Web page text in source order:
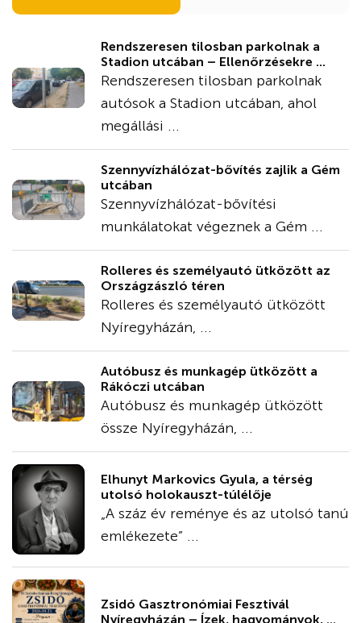
Rendszeresen tilosban parkolnak a
Stadion utcában – Ellenőrzésekre ...
Rendszeresen tilosban parkolnak
autósok a Stadion utcában, ahol
megállási ...
Szennyvízhálózat-bővítés zajlik a Gém
utcában
Szennyvízhálózat-bővítési
munkálatokat végeznek a Gém ...
Rolleres és személyautó ütközött az
Országzászló téren
Rolleres és személyautó ütközött
Nyíregyházán, ...
Autóbusz és munkagép ütközött a
Rákóczi utcában
Autóbusz és munkagép ütközött
össze Nyíregyházán, ...
Elhunyt Markovics Gyula, a térség
utolsó holokauszt-túlélője
„A száz év reménye és az utolsó tanú
emlékezete” ...
Zsidó Gasztronómiai Fesztivál
Nyíregyházán – Ízek, hagyományok, ...